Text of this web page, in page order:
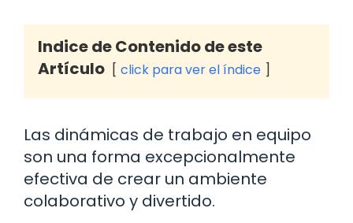
Indice de Contenido de este
Artículo
click para ver el índice
Las dinámicas de trabajo en equipo
son una forma excepcionalmente
efectiva de crear un ambiente
colaborativo y divertido.